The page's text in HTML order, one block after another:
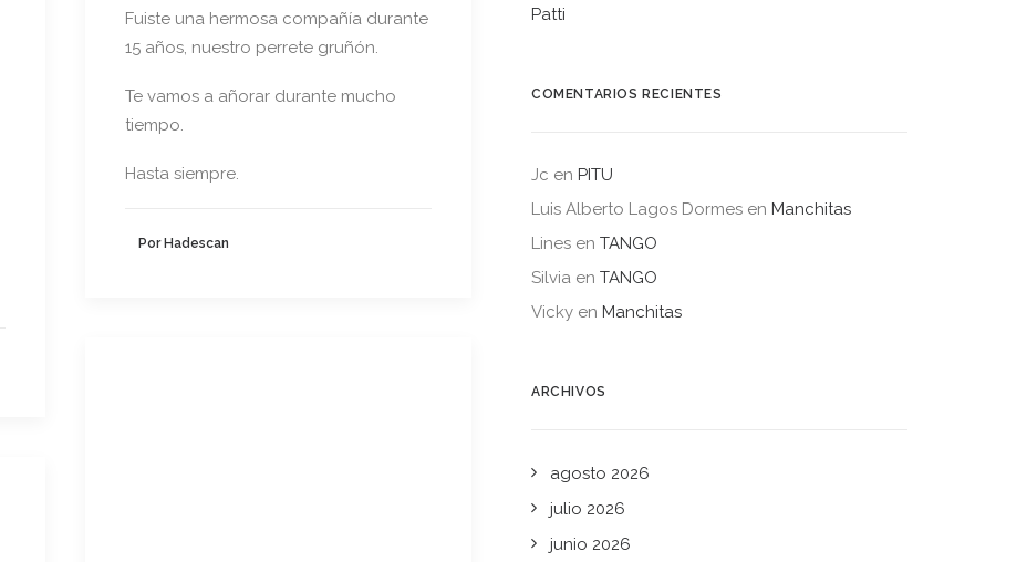
Fuiste una hermosa compañía durante
15 años, nuestro perrete gruñón.
Te vamos a añorar durante mucho
tiempo.
Hasta siempre.
Por Hadescan
Patti
COMENTARIOS RECIENTES
Jc en PITU
Luis Alberto Lagos Dormes en Manchitas
Lines en TANGO
Silvia en TANGO
Vicky en Manchitas
ARCHIVOS
agosto 2026
julio 2026
junio 2026